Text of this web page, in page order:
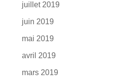
juillet 2019
juin 2019
mai 2019
avril 2019
mars 2019